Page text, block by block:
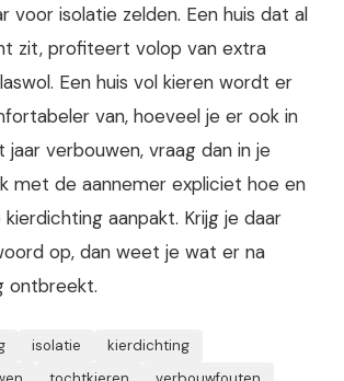
voor isolatie zelden. Een huis dat al
zit, profiteert volop van extra
Een huis vol kieren wordt er
van, hoeveel je er ook in
verbouwen, vraag dan in je
met de aannemer expliciet hoe en
aanpakt. Krijg je daar
op, dan weet je wat er na
ontbreekt.
isolatie
kierdichting